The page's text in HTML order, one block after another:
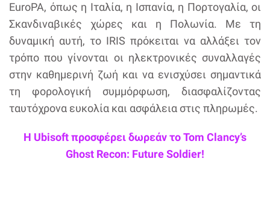
EuroPA, όπως η Ιταλία, η Ισπανία, η Πορτογαλία, οι
Σκανδιναβικές χώρες και η Πολωνία. Με τη
δυναμική αυτή, το IRIS πρόκειται να αλλάξει τον
τρόπο που γίνονται οι ηλεκτρονικές συναλλαγές
στην καθημερινή ζωή και να ενισχύσει σημαντικά
τη φορολογική συμμόρφωση, διασφαλίζοντας
ταυτόχρονα ευκολία και ασφάλεια στις πληρωμές.
Η Ubisoft προσφέρει δωρεάν το Tom Clancy’s
Ghost Recon: Future Soldier!